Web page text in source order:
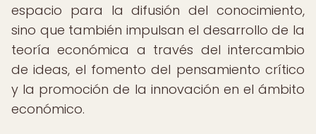
espacio para la difusión del conocimiento,
sino que también impulsan el desarrollo de la
teoría económica a través del intercambio
de ideas, el fomento del pensamiento crítico
y la promoción de la innovación en el ámbito
económico.